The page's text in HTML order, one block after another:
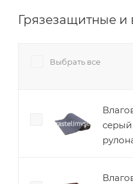
Грязезащитные
Выбрать все
серый